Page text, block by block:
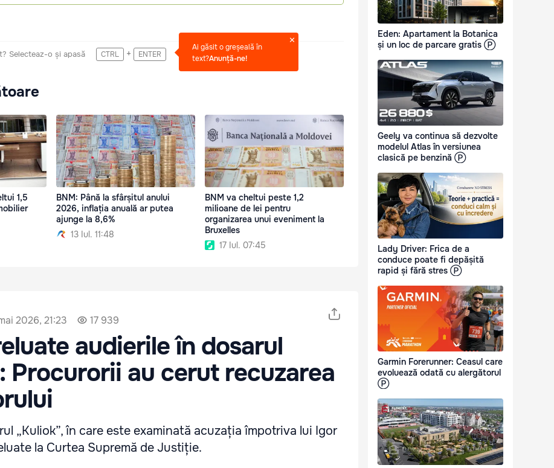
Selecteaz-o și apasă CTRL + ENTER
Ai găsit o greșeală în
text?Anunță-ne!
1,5
BNM: Până la sfârșitul anului
2026, inflația anuală ar putea
ajunge la 8,6%
13 Iul. 11:48
BNM va cheltui peste 1,2
milioane de lei pentru
organizarea unui eveniment la
Bruxelles
17 Iul. 07:45
2026, 21:23 17 939
audierile în dosarul
Procurorii au cerut recuzarea
„Kuliok”, în care este examinată acuzația împotriva lui Igor
la Curtea Supremă de Justiție.
Eden: Apartament la Botanica
și un loc de parcare gratis Ⓟ
Geely va continua să dezvolte
modelul Atlas în versiunea
clasică pe benzină Ⓟ
Lady Driver: Frica de a
conduce poate fi depășită
rapid și fără stres Ⓟ
Garmin Forerunner: Ceasul care
evoluează odată cu alergătorul
Ⓟ